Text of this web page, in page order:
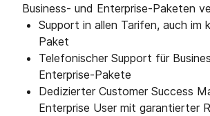
Business- und Enterprise-Paketen
Support in allen Tarifen, auch im
Paket
Telefonischer Support für
Enterprise-Pakete
Dedizierter Customer Success
Enterprise User mit garantierter